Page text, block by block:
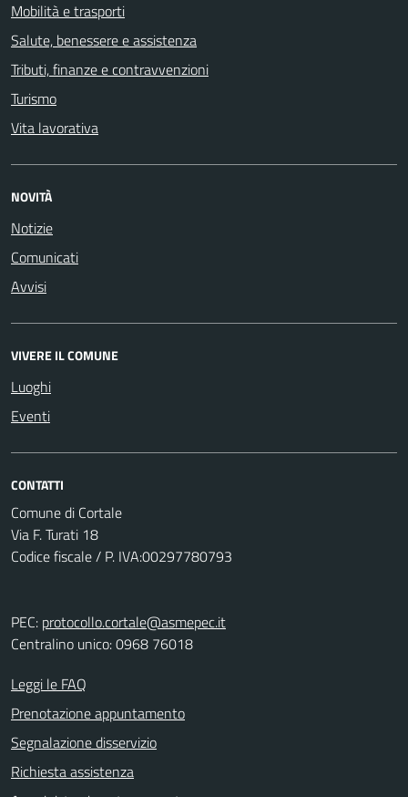
Mobilità e trasporti
Salute, benessere e assistenza
Tributi, finanze e contravvenzioni
Turismo
Vita lavorativa
NOVITÀ
Notizie
Comunicati
Avvisi
VIVERE IL COMUNE
Luoghi
Eventi
CONTATTI
Comune di Cortale
Via F. Turati 18
Codice fiscale / P. IVA:00297780793
PEC: protocollo.cortale@asmepec.it
Centralino unico: 0968 76018
Leggi le FAQ
Prenotazione appuntamento
Segnalazione disservizio
Richiesta assistenza